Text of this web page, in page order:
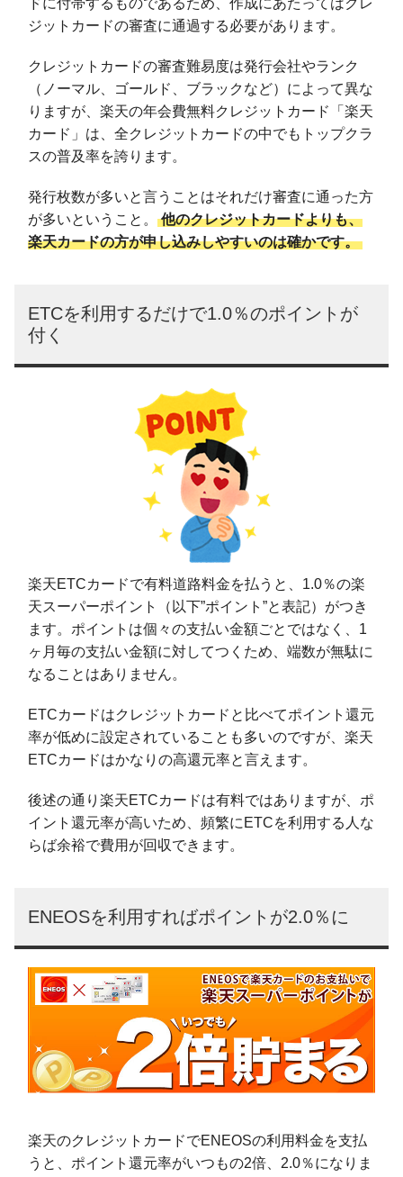
ドに付帯するものであるため、作成にあたってはクレ
ジットカードの審査に通過する必要があります。
クレジットカードの審査難易度は発行会社やランク
（ノーマル、ゴールド、ブラックなど）によって異な
りますが、楽天の年会費無料クレジットカード「楽天
カード」は、全クレジットカードの中でもトップクラ
スの普及率を誇ります。
発行枚数が多いと言うことはそれだけ審査に通った方
が多いということ。 他のクレジットカードよりも、
楽天カードの方が申し込みしやすいのは確かです。
ETCを利用するだけで1.0％のポイントが
付く
楽天ETCカードで有料道路料金を払うと、1.0％の楽
天スーパーポイント（以下”ポイント”と表記）がつき
ます。ポイントは個々の支払い金額ごとではなく、1
ヶ月毎の支払い金額に対してつくため、端数が無駄に
なることはありません。
ETCカードはクレジットカードと比べてポイント還元
率が低めに設定されていることも多いのですが、楽天
ETCカードはかなりの高還元率と言えます。
後述の通り楽天ETCカードは有料ではありますが、ポ
イント還元率が高いため、頻繁にETCを利用する人な
らば余裕で費用が回収できます。
ENEOSを利用すればポイントが2.0％に
楽天のクレジットカードでENEOSの利用料金を支払
うと、ポイント還元率がいつもの2倍、2.0％になりま